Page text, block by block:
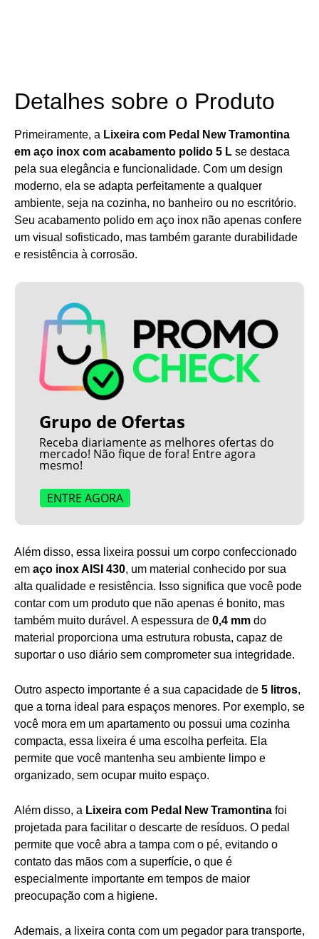
Detalhes sobre o Produto
Primeiramente, a Lixeira com Pedal New Tramontina
em aço inox com acabamento polido 5 L se destaca
pela sua elegância e funcionalidade. Com um design
moderno, ela se adapta perfeitamente a qualquer
ambiente, seja na cozinha, no banheiro ou no escritório.
Seu acabamento polido em aço inox não apenas confere
um visual sofisticado, mas também garante durabilidade
e resistência à corrosão.
Grupo de Ofertas
Receba diariamente as melhores ofertas do
mercado! Não fique de fora! Entre agora
mesmo!
ENTRE AGORA
Além disso, essa lixeira possui um corpo confeccionado
em aço inox AISI 430, um material conhecido por sua
alta qualidade e resistência. Isso significa que você pode
contar com um produto que não apenas é bonito, mas
também muito durável. A espessura de 0,4 mm do
material proporciona uma estrutura robusta, capaz de
suportar o uso diário sem comprometer sua integridade.
Outro aspecto importante é a sua capacidade de 5 litros,
que a torna ideal para espaços menores. Por exemplo, se
você mora em um apartamento ou possui uma cozinha
compacta, essa lixeira é uma escolha perfeita. Ela
permite que você mantenha seu ambiente limpo e
organizado, sem ocupar muito espaço.
Além disso, a Lixeira com Pedal New Tramontina foi
projetada para facilitar o descarte de resíduos. O pedal
permite que você abra a tampa com o pé, evitando o
contato das mãos com a superfície, o que é
especialmente importante em tempos de maior
preocupação com a higiene.
Ademais, a lixeira conta com um pegador para transporte,